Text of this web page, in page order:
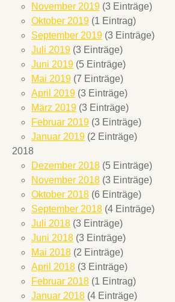
November 2019 (3 Einträge)
Oktober 2019 (1 Eintrag)
September 2019 (3 Einträge)
Juli 2019 (3 Einträge)
Juni 2019 (5 Einträge)
Mai 2019 (7 Einträge)
April 2019 (3 Einträge)
März 2019 (3 Einträge)
Februar 2019 (3 Einträge)
Januar 2019 (2 Einträge)
2018
Dezember 2018 (5 Einträge)
November 2018 (3 Einträge)
Oktober 2018 (6 Einträge)
September 2018 (4 Einträge)
Juli 2018 (3 Einträge)
Juni 2018 (3 Einträge)
Mai 2018 (2 Einträge)
April 2018 (3 Einträge)
Februar 2018 (1 Eintrag)
Januar 2018 (4 Einträge)